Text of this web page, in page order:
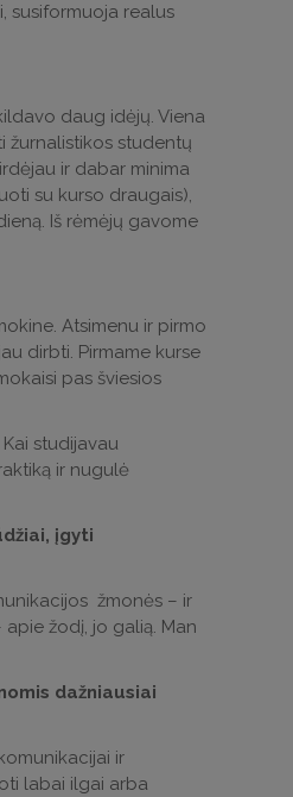
susiformuoja realus
daug idėjų. Viena
žurnalistikos studentų
ir dabar minima
su kurso draugais),
Iš rėmėjų gavome
Atsimenu ir pirmo
dirbti. Pirmame kurse
pas šviesios
studijavau
ir nugulė
įgyti
žmonės – ir
žodį, jo galią. Man
dažniausiai
ir
labai ilgai arba